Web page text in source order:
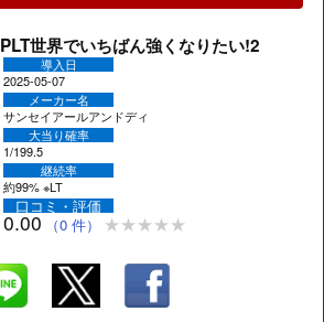
PLT世界でいちばん強くなりたい!2
導入日
2025-05-07
メーカー名
サンセイアールアンドディ
大当り確率
1/199.5
継続率
約99% ※LT
口コミ・評価
0.00 （0 件）